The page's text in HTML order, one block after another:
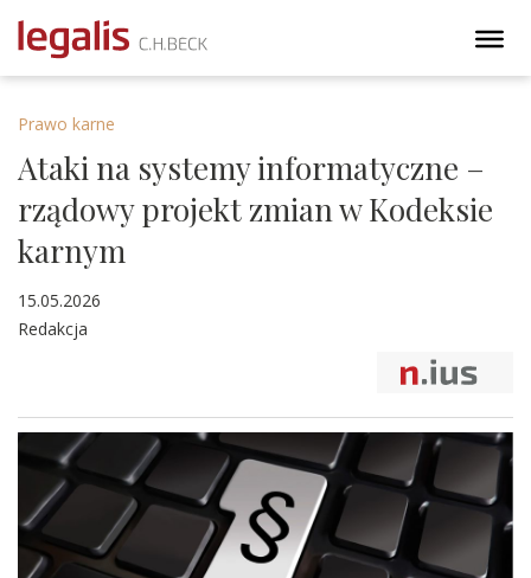
Prawo karne
Ataki na systemy informatyczne –
rządowy projekt zmian w Kodeksie
karnym
15.05.2026
Redakcja